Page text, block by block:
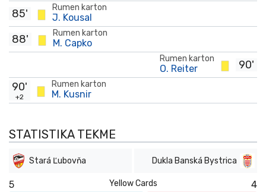
Rumen karton
J. Kousal
85'
Rumen karton
M. Capko
88'
90'
Rumen karton
O. Reiter
Rumen karton
M. Kusnir
90'
+2
STATISTIKA TEKME
Stará Ľubovňa Dukla Banská Bystrica
5 Yellow Cards 4